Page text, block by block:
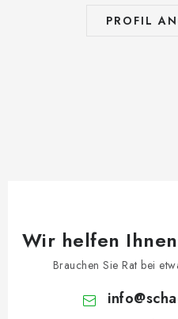
PROFIL
Wir helfen
Brauchen Sie Rat bei
info@